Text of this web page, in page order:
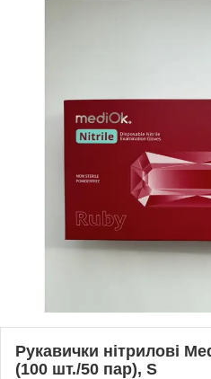
Рукавички нітрилові
(100 шт./50 пар), S